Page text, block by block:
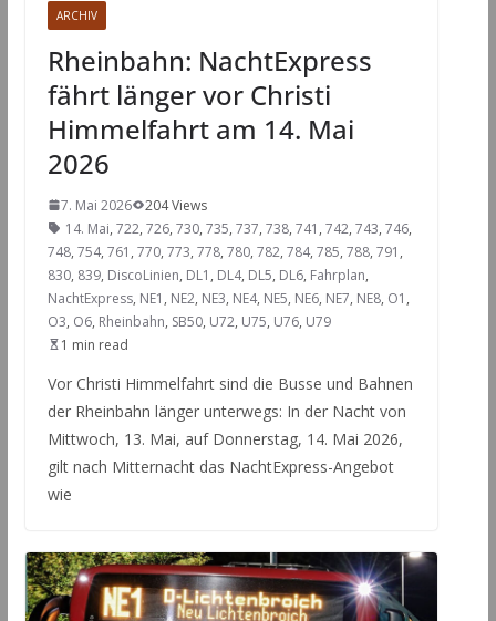
ARCHIV
Rheinbahn: NachtExpress
fährt länger vor Christi
Himmelfahrt am 14. Mai
2026
7. Mai 2026
204 Views
14. Mai, 722, 726, 730, 735, 737, 738, 741 , 742, 743, 746,
748, 754, 761 , 770, 773, 778, 780, 782, 784, 785, 788, 791 ,
830, 839, DiscoLinien, DL1 , DL4, DL5, DL6, Fahrplan,
NachtExpress, NE1 , NE2, NE3, NE4, NE5, NE6, NE7, NE8, O1 ,
O3, O6, Rheinbahn, SB50, U72, U75, U76, U79
1 min read
Vor Christi Himmelfahrt sind die Busse und Bahnen
der Rheinbahn länger unterwegs: In der Nacht von
Mittwoch, 13. Mai, auf Donnerstag, 14. Mai 2026,
gilt nach Mitternacht das NachtExpress-Angebot
wie